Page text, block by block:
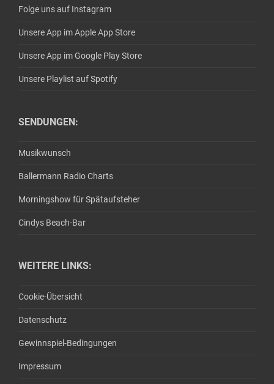
Folge uns auf Instagram
Unsere App im Apple App Store
Unsere App im Google Play Store
Unsere Playlist auf Spotify
SENDUNGEN:
Musikwunsch
Ballermann Radio Charts
Morningshow für Spätaufsteher
Cindys Beach-Bar
WEITERE LINKS:
Cookie-Übersicht
Datenschutz
Gewinnspiel-Bedingungen
Impressum